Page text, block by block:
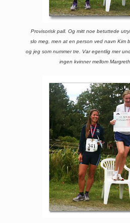
Provisorisk pall. Og mitt noe betuttede
slo meg, men at en person ved navn Kim
og jeg som nummer tre.
Var egentlig mer
ingen kvinner mellom